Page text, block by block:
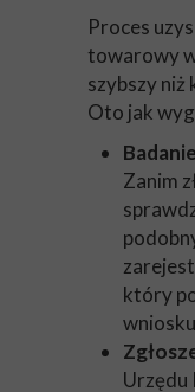
Proces
towarowy
szybszy niż
Oto jak
Zanim
który
Urzędu